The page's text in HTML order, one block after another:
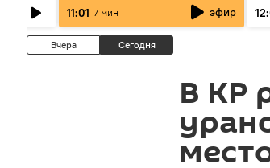
11:01 7 мин эфир
Вчера Сегодня
В КР